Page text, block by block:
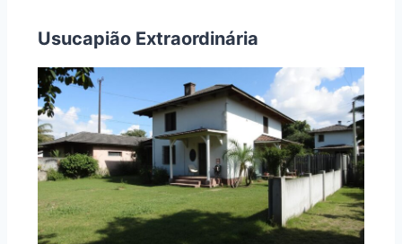
Usucapião Extraordinária